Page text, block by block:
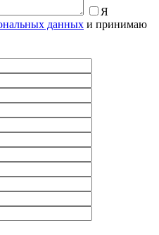
Я
данных и принимаю